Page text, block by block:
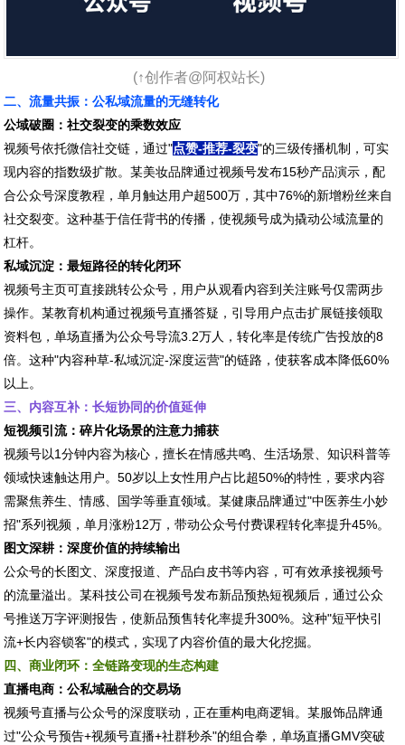
(↑创作者@阿权站长)
二、流量共振：公私域流量的无缝转化
公域破圈：社交裂变的乘数效应
视频号依托微信社交链，通过"点赞-推荐-裂变"的三级传播机制，可实
现内容的指数级扩散。某美妆品牌通过视频号发布15秒产品演示，配
合公众号深度教程，单月触达用户超500万，其中76%的新增粉丝来自
社交裂变。这种基于信任背书的传播，使视频号成为撬动公域流量的
杠杆。
私域沉淀：最短路径的转化闭环
视频号主页可直接跳转公众号，用户从观看内容到关注账号仅需两步
操作。某教育机构通过视频号直播答疑，引导用户点击扩展链接领取
资料包，单场直播为公众号导流3.2万人，转化率是传统广告投放的8
倍。这种"内容种草-私域沉淀-深度运营"的链路，使获客成本降低60%
以上。
三、内容互补：长短协同的价值延伸
短视频引流：碎片化场景的注意力捕获
视频号以1分钟内容为核心，擅长在情感共鸣、生活场景、知识科普等
领域快速触达用户。50岁以上女性用户占比超50%的特性，要求内容
需聚焦养生、情感、国学等垂直领域。某健康品牌通过"中医养生小妙
招"系列视频，单月涨粉12万，带动公众号付费课程转化率提升45%。
图文深耕：深度价值的持续输出
公众号的长图文、深度报道、产品白皮书等内容，可有效承接视频号
的流量溢出。某科技公司在视频号发布新品预热短视频后，通过公众
号推送万字评测报告，使新品预售转化率提升300%。这种"短平快引
流+长内容锁客"的模式，实现了内容价值的最大化挖掘。
四、商业闭环：全链路变现的生态构建
直播电商：公私域融合的交易场
视频号直播与公众号的深度联动，正在重构电商逻辑。某服饰品牌通
过"公众号预告+视频号直播+社群秒杀"的组合拳，单场直播GMV突破